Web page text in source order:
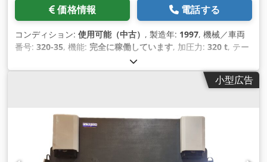
価格情報 電話する
コンディション: 使用可能（中古） , 製造年: 1997, 機械／車両
番号: 320-35, 機能: 完全に稼働しています, 加圧力: 320 t, テー
ドキュメント / マニュアル
小型広告